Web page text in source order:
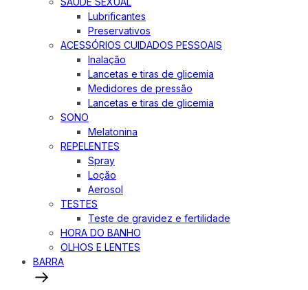
Lubrificantes
Preservativos
ACESSÓRIOS CUIDADOS PESSOAIS
Inalação
Lancetas e tiras de glicemia
Medidores de pressão
Lancetas e tiras de glicemia
SONO
Melatonina
REPELENTES
Spray
Loção
Aerosol
TESTES
Teste de gravidez e fertilidade
HORA DO BANHO
OLHOS E LENTES
BARRA